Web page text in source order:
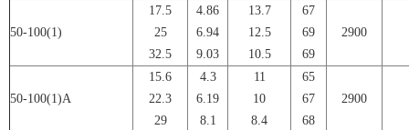
50-100(1)
17.5
25
32.5
4.86
6.94
9.03
13.7
12.5
10.5
67
69
69
2900
50-100(1)A
15.6
22.3
29
4.3
6.19
8.1
11
10
8.4
65
67
68
2900